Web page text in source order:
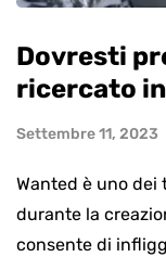
Dovresti
ricercato
Settembre 11, 2023
Wanted è uno
durante la
consente di